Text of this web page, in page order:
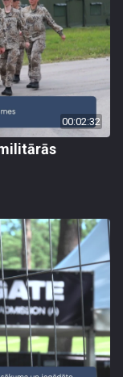
00:02:32